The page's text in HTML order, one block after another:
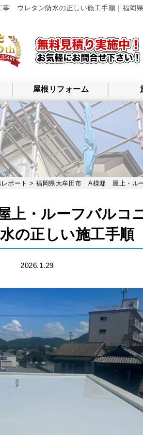
ウレタン防水の正しい施工手順｜福岡
屋根リフォーム
ポート > 福岡県大牟田市 A様邸 屋上・ル
・ルーフバルコ
の正しい施工手順
2026.1.29